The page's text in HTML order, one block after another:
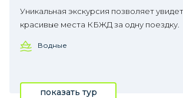
Уникальная экскурсия позволяет
красивые места КБЖД за одну поездку.
Водные
показать тур